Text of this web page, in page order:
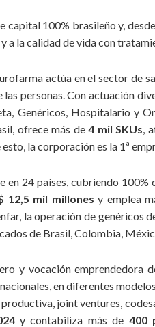
y las reglamentaciones
en todas las acciones y
imparcial en el cual impera el
en las relaciones entre
integral de la actividad
por medio de la
en los cuales actuamos,
cumplimiento de nuestros
de meritocracia, ampliación
capital 100% brasileño y,
a la calidad de vida con
actúa en el sector de
personas. Con actuación
Genéricos, Hospitalario y
ofrece más de4 mil SKUs ,
esto, la corporación es la 1ª
en 24 países, cubriendo
12,5 mil millones y emplea
la operación de genéricos
de Brasil, Colombia,
y vocación emprendedora
en diferentes
joint ventures,
y contabiliza más de 400